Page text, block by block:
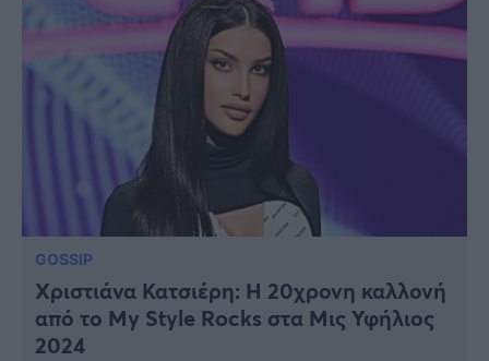
GOSSIP
Χριστιάνα Κατσιέρη: Η 20χρονη καλλονή
από το Μy Style Rocks στα Μις Υφήλιος
2024